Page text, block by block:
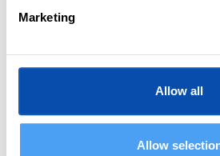
Marketing
Allow all
Allow
consultoría
Descubre las funciones de
ayudarán a